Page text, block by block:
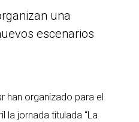
una
escenarios
han organizado para el
la jornada titulada “La